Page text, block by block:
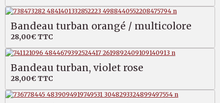
Bandeau turban orangé / multicolore
28,00€ TTC
Bandeau turban, violet rose
28,00€ TTC